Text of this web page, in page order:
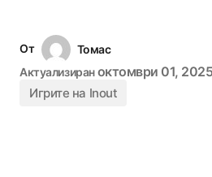
От
Томас
Актуализираноктомври 01,
Игрите на Inout